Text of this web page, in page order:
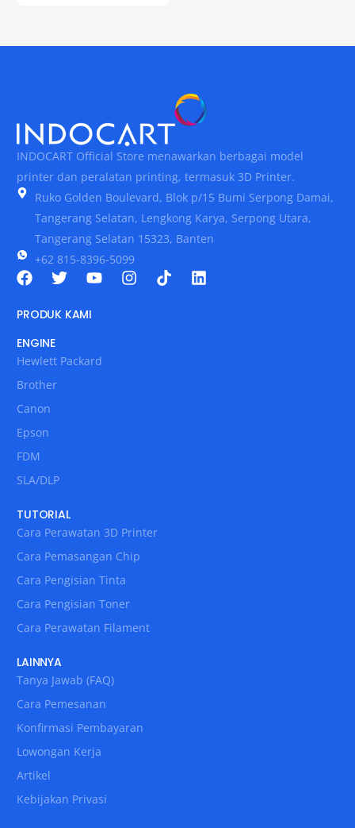
INDOCART Official Store menawarkan berbagai model
printer dan peralatan printing, termasuk 3D Printer.
Ruko Golden Boulevard, Blok p/15 Bumi Serpong Damai,
Tangerang Selatan, Lengkong Karya, Serpong Utara,
Tangerang Selatan 15323, Banten
+62 815-8396-5099
PRODUK KAMI
ENGINE
Hewlett Packard
Brother
Canon
Epson
FDM
SLA/DLP
TUTORIAL
Cara Perawatan 3D Printer
Cara Pemasangan Chip
Cara Pengisian Tinta
Cara Pengisian Toner
Cara Perawatan Filament
LAINNYA
Tanya Jawab (FAQ)
Cara Pemesanan
Konfirmasi Pembayaran
Lowongan Kerja
Artikel
Kebijakan Privasi